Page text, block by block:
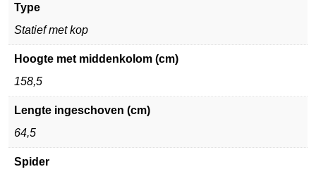
Type
Statief met kop
Hoogte met middenkolom (cm)
158,5
Lengte ingeschoven (cm)
64,5
Spider